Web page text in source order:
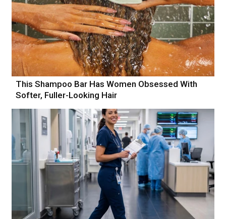
This Shampoo Bar Has Women Obsessed With
Softer, Fuller-Looking Hair